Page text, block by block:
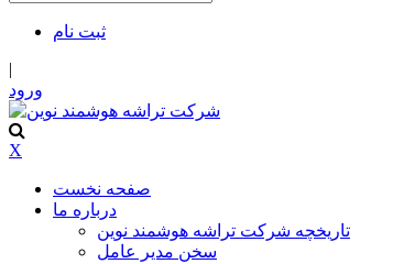
ثبت‌ نام
|
ورود
X
صفحه نخست
درباره ما
تاریخچه شرکت تراشه هوشمند نوین
سخن مدیر عامل